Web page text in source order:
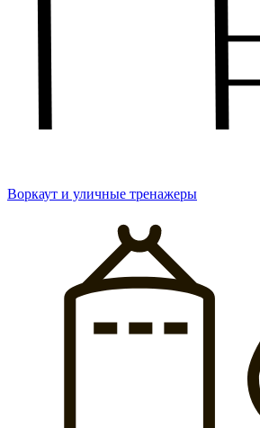
Воркаут и уличные тренажеры